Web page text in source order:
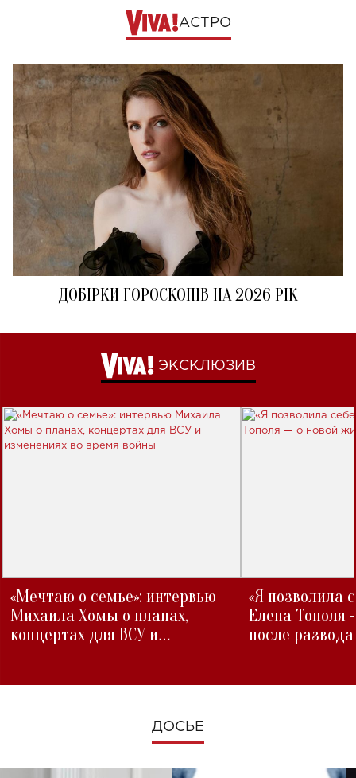
АСТРО
ДОБІРКИ ГОРОСКОПІВ НА 2026 РІК
ЭКСКЛЮЗИВ
«Мечтаю о семье»: интервью
Михаила Хомы о планах,
концертах для ВСУ и
«Я позволила
Елена Тополя
после развода
ДОСЬЕ